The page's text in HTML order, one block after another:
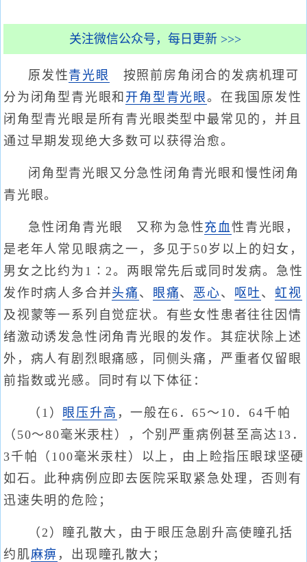
关注微信公众号，每日更新 >>>
原发性青光眼
按照前房角闭合的发病机理可
分为闭角型青光眼和 开角型青光眼。在我国原发性
闭角型青光眼是所有青光眼类型中最常见的，并且
通过早期发现绝大多数可以获得治愈。
闭角型青光眼又分急性闭角青光眼和慢性闭角
青光眼。
急性闭角青光眼 又称为急性充血性青光眼，
是老年人常见眼病之一，多见于50岁以上的妇女，
男女之比约为1∶2。两眼常先后或同时发病。急性
发作时病人多合并头痛 、 眼痛、 恶心、 呕吐、虹视
及视蒙等一系列自觉症状。有些女性患者往往因情
绪激动诱发急性闭角青光眼的发作。其症状除上述
外，病人有剧烈眼痛感，同侧头痛，严重者仅留眼
前指数或光感。同时有以下体征：
（1） 眼压升高 ，一般在6．65～10．64千帕
（50～80毫米汞柱），个别严重病例甚至高达13．
3千帕（100毫米汞柱）以上，由上睑指压眼球坚硬
如石。此种病例应即去医院采取紧急处理，否则有
迅速失明的危险；
（2）瞳孔散大，由于眼压急剧升高使瞳孔括
约肌麻痹 ，出现瞳孔散大；